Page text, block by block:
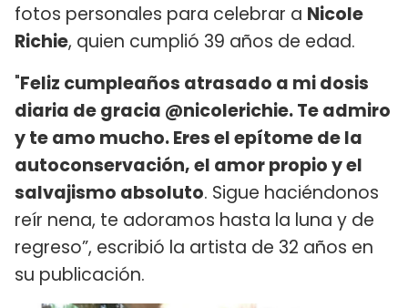
fotos personales para celebrar a Nicole
Richie, quien cumplió 39 años de edad.
"Feliz cumpleaños atrasado a mi dosis
diaria de gracia @nicolerichie. Te admiro
y te amo mucho. Eres el epítome de la
autoconservación, el amor propio y el
salvajismo absoluto. Sigue haciéndonos
reír nena, te adoramos hasta la luna y de
regreso”, escribió la artista de 32 años en
su publicación.